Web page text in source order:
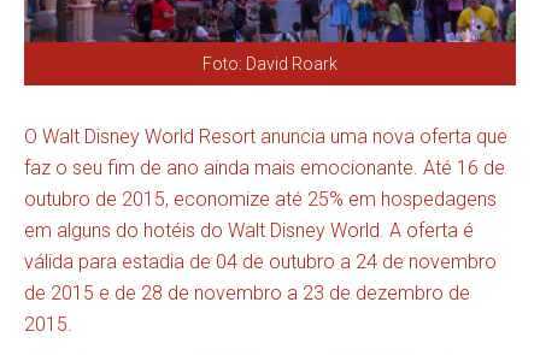
Foto: David Roark
O Walt Disney World Resort anuncia uma nova oferta que
faz o seu fim de ano ainda mais emocionante. Até 16 de
outubro de 2015, economize até 25% em hospedagens
em alguns do hotéis do Walt Disney World. A oferta é
válida para estadia de 04 de outubro a 24 de novembro
de 2015 e de 28 de novembro a 23 de dezembro de
2015.